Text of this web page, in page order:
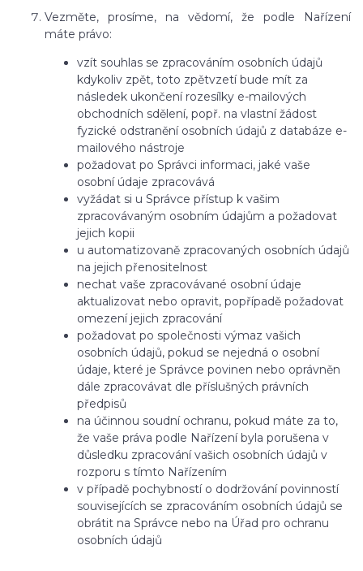
Vezměte, prosíme, na vědomí, že podle Nařízení
máte právo:
vzít souhlas se zpracováním osobních údajů
kdykoliv zpět, toto zpětvzetí bude mít za
následek ukončení rozesílky e-mailových
obchodních sdělení, popř. na vlastní žádost
fyzické odstranění osobních údajů z databáze e-
mailového nástroje
požadovat po Správci informaci, jaké vaše
osobní údaje zpracovává
vyžádat si u Správce přístup k vašim
zpracovávaným osobním údajům a požadovat
jejich kopii
u automatizovaně zpracovaných osobních údajů
na jejich přenositelnost
nechat vaše zpracovávané osobní údaje
aktualizovat nebo opravit, popřípadě požadovat
omezení jejich zpracování
požadovat po společnosti výmaz vašich
osobních údajů, pokud se nejedná o osobní
údaje, které je Správce povinen nebo oprávněn
dále zpracovávat dle příslušných právních
předpisů
na účinnou soudní ochranu, pokud máte za to,
že vaše práva podle Nařízení byla porušena v
důsledku zpracování vašich osobních údajů v
rozporu s tímto Nařízením
v případě pochybností o dodržování povinností
souvisejících se zpracováním osobních údajů se
obrátit na Správce nebo na Úřad pro ochranu
osobních údajů